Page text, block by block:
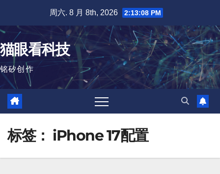
内
容
周六. 8 月 8th, 2026 2:13:08 PM
猫眼看科技
铭矽创作
标签： iPhone 17配置